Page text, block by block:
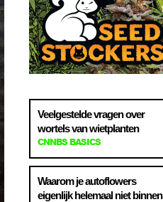
Veelgestelde vragen over
wortels van wietplanten
CNNBS BASICS
Waarom je autoflowers
eigenlijk helemaal niet binnen